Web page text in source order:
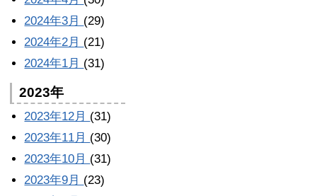
2024年3月 (29)
2024年2月 (21)
2024年1月 (31)
2023年
2023年12月 (31)
2023年11月 (30)
2023年10月 (31)
2023年9月 (23)